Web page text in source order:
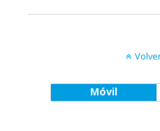
Móvil